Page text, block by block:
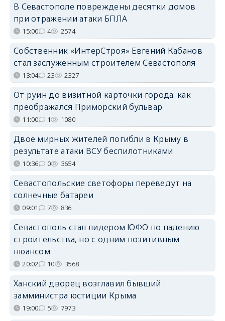
В Севастополе повреждены десятки домов
при отражении атаки БПЛА
15:00 4 2574
Собственник «ИнтерСтроя» Евгений Кабанов
стал заслуженным строителем Севастополя
13:04 23 2327
От руин до визитной карточки города: как
преображался Приморский бульвар
11:00 1 1080
Двое мирных жителей погибли в Крыму в
результате атаки ВСУ беспилотниками
10:36 0 3654
Севастопольские светофоры переведут на
солнечные батареи
09:01 7 836
Севастополь стал лидером ЮФО по падению
строительства, но с одним позитивным
нюансом
20:02 10 3568
Ханский дворец возглавил бывший
замминистра юстиции Крыма
19:00 5 7973